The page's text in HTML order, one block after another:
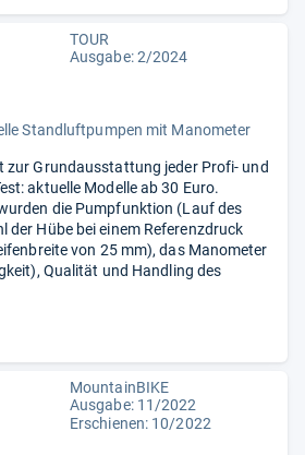
TOUR
Ausgabe: 2/2024
Standluftpumpen mit Manometer
zur Grundausstattung jeder Profi- und
aktuelle Modelle ab 30 Euro.
die Pumpfunktion (Lauf des
der Hübe bei einem Referenzdruck
von 25 mm), das Manometer
Qualität und Handling des
MountainBIKE
Ausgabe: 11/2022
Erschienen: 10/2022